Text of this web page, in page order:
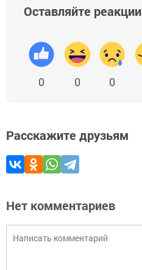
Оставляйте реакции
0 0 0
Расскажите друзьям
Нет комментариев